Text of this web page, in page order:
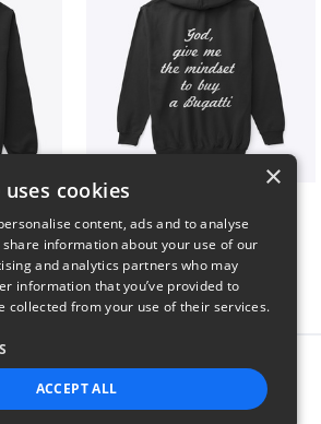
$51
Report this product
×
cookies
content, ads and to analyse
information about your use of our
and analytics partners who may
information that you’ve provided to
collected from your use of their services.
ACCEPT ALL